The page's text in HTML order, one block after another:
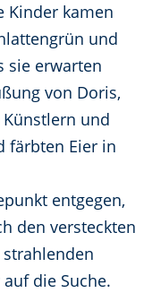
Kinder kamen
und
sie erwarten
von Doris,
und
färbten Eier in
entgegen,
den versteckten
strahlenden
die Suche.